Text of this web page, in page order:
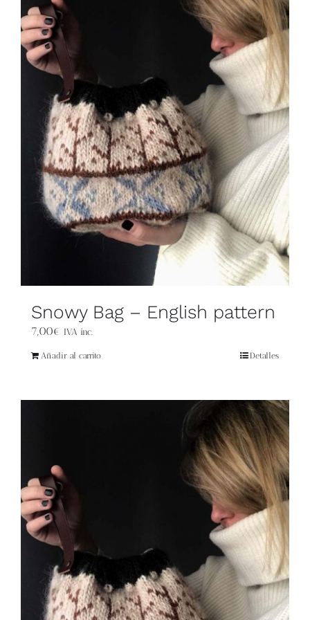
Carrito
Mi cuenta
Snowy Bag – English pattern
7,00€ IVA inc.
Añadir al carrito Detalles